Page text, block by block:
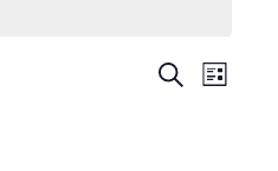
PESQUISAR
LISTA